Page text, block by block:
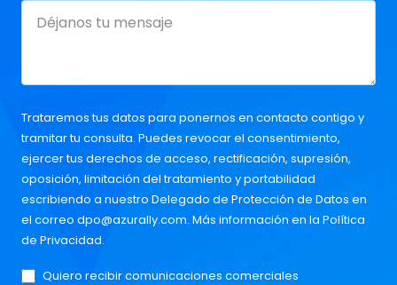
Trataremos tus datos para ponernos en contacto contigo y
tramitar tu consulta. Puedes revocar el consentimiento,
ejercer tus derechos de acceso, rectificación, supresión,
oposición, limitación del tratamiento y portabilidad
escribiendo a nuestro Delegado de Protección de Datos en
el correo dpo@azurally.com. Más información en la Política
de Privacidad.
Quiero recibir comunicaciones comerciales